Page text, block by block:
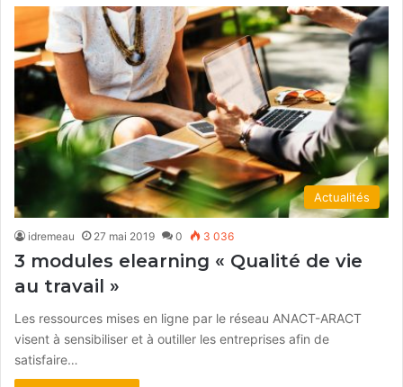
Actualités
idremeau 27 mai 2019 0 3 036
3 modules elearning « Qualité de vie
au travail »
Les ressources mises en ligne par le réseau ANACT-ARACT
visent à sensibiliser et à outiller les entreprises afin de
satisfaire…